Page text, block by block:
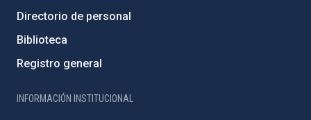
Directorio de personal
Biblioteca
Registro general
INFORMACIÓN INSTITUCIONAL